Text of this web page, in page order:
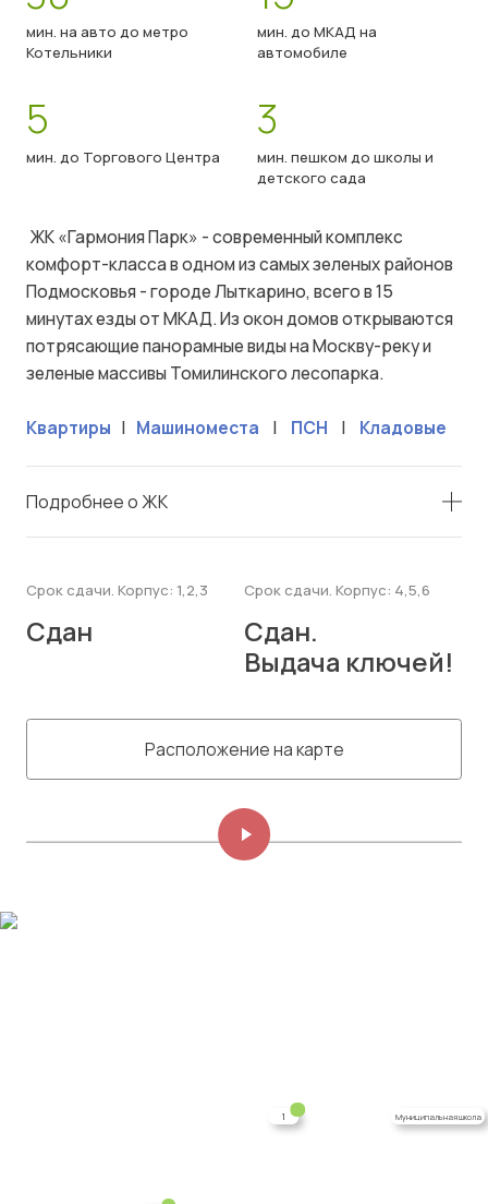
мин. на авто до метро
Котельники
мин. до МКАД на
автомобиле
5
мин. до Торгового Центра
3
мин. пешком до школы и
детского сада
ЖК «Гармония Парк» - современный комплекс
комфорт-класса в одном из самых зеленых районов
Подмосковья - городе Лыткарино, всего в 15
минутах езды от МКАД. Из окон домов открываются
потрясающие панорамные виды на Москву-реку и
зеленые массивы Томилинского лесопарка.
Квартиры | Машиноместа | ПСН | Кладовые
Подробнее о ЖК
Срок сдачи. Корпус: 1,2,3
Сдан
Срок сдачи. Корпус: 4,5,6
Сдан.
Выдача ключей!
Расположение на карте
Муниципальная школа
1